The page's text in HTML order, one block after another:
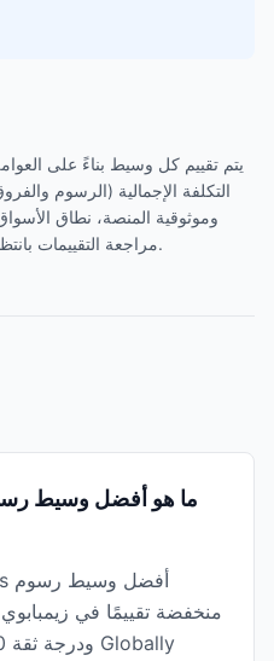
يتم تقييم كل وسيط بناءً على
التكلفة الإجمالية (الرسوم
وموثوقية المنصة، نطاق
مراجعة التقييمات بانتظام وتحديثها مع تغير عروض الوسطاء.
ما هو أفضل وسيط